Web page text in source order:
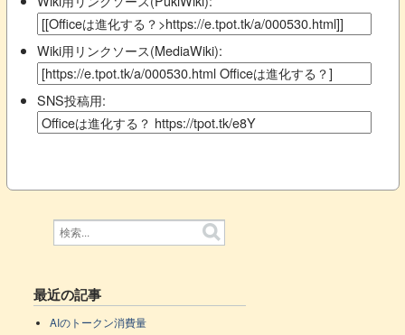
Wiki用リンクソース(MediaWiki):
SNS投稿用:
最近の記事
AIのトークン消費量